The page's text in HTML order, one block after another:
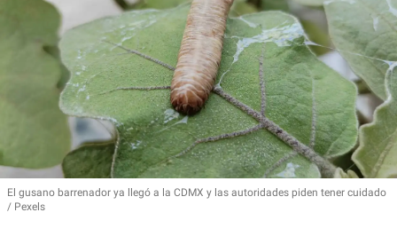
El gusano barrenador ya llegó a la CDMX y las autoridades piden tener cuidado
Pexels